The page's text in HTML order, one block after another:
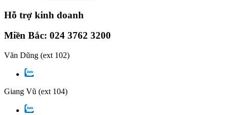
Hỗ trợ kinh doanh
Miền Bắc: 024 3762 3200
Văn Dũng (ext 102)
Giang Vũ (ext 104)